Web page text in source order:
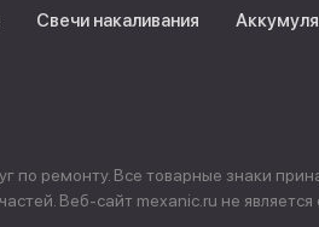
Свечи накаливания
ремонту. Все товарные знаки
Веб-сайт mexanic.ru не